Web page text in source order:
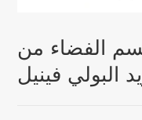
الفضاء من
البولي فينيل